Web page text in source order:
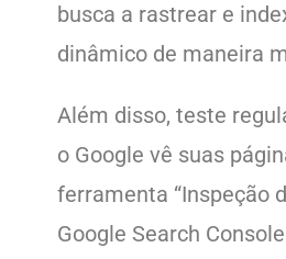
busca a rastrear e
dinâmico de maneira
Além disso, teste
o Google vê suas
ferramenta “Inspeção
Google Search